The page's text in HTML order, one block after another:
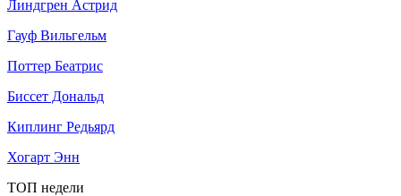
Линдгрен Астрид
Гауф Вильгельм
Поттер Беатрис
Биссет Дональд
Киплинг Редьярд
Хогарт Энн
ТОП недели